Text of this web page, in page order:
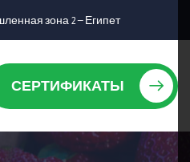
зона 2 — Египет
СЕРТИФИКАТЫ